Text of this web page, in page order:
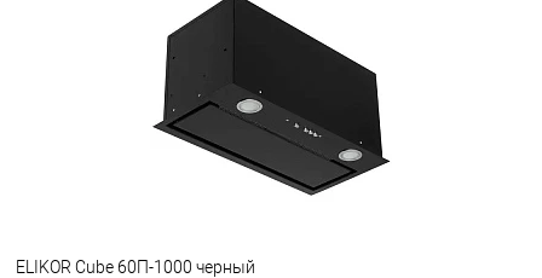
ELIKOR Cube 60П-1000 черный